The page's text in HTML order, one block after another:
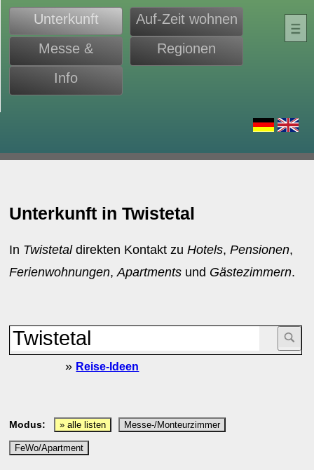
Unterkunft
Auf-Zeit wohnen
Messe &
Monteure
Regionen
Info
Unterkunft in Twistetal
In Twistetaldirekten Kontakt zuHotels,Pensionen,
Ferienwohnungen,Apartments und Gästezimmern.
» Reise-Ideen
Modus: » alle listen Messe-/Monteurzimmer
FeWo/Apartment